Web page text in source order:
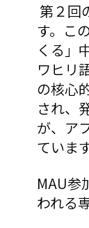
第２回
す。こ
くる」
ワヒリ
の核心
され、
が、ア
ていま
MAU参
われる